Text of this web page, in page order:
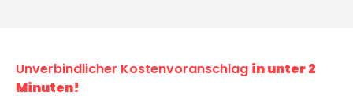
Unverbindlicher Kostenvoranschlag in unter 2
Minuten!